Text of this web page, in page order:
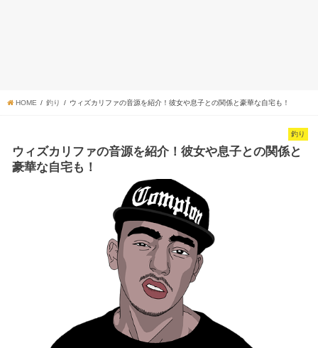
HOME 釣り ウィズカリファの音源を紹介！彼女や息子との関係と豪華な自宅も！
釣り
ウィズカリファの音源を紹介！彼女や息子との関係と
豪華な自宅も！